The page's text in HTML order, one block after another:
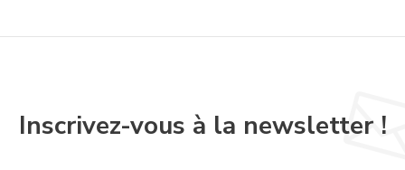
Inscrivez-vous à la newsletter !